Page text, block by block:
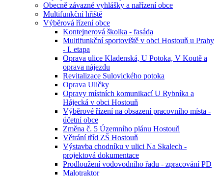
Obecně závazné vyhlášky a nařízení obce
Multifunkční hřiště
Výběrová řízení obce
Kontejnerová školka - fasáda
Multifunkční sportoviště v obci Hostouň u Prahy
- I. etapa
Oprava ulice Kladenská, U Potoka, V Koutě a
oprava nájezdu
Revitalizace Sulovického potoka
Oprava Uličky
Opravy místních komunikací U Rybníka a
Hájecká v obci Hostouň
Výběrové řízení na obsazení pracovního místa -
účetní obce
Změna č. 5 Územního plánu Hostouň
Větrání tříd ZŠ Hostouň
Výstavba chodníku v ulici Na Skalech -
projektová dokumentace
Prodloužení vodovodního řadu - zpracování PD
Malotraktor